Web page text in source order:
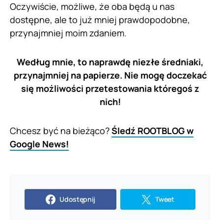
Oczywiście, możliwe, że oba będą u nas
dostępne, ale to już mniej prawdopodobne,
przynajmniej moim zdaniem.
Według mnie, to naprawdę niezłe średniaki,
przynajmniej na papierze. Nie mogę doczekać
się możliwości przetestowania któregoś z
nich!
Chcesz być na bieżąco?Śledź ROOTBLOG w
Google News!
Udostępnij Tweet